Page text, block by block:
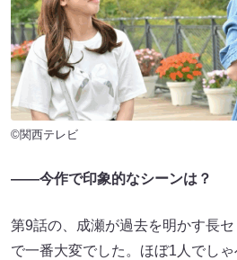
©関西テレビ
――今作で印象的なシーンは？
第9話の、成瀬が過去を明かす長
で一番大変でした。ほぼ1人でし